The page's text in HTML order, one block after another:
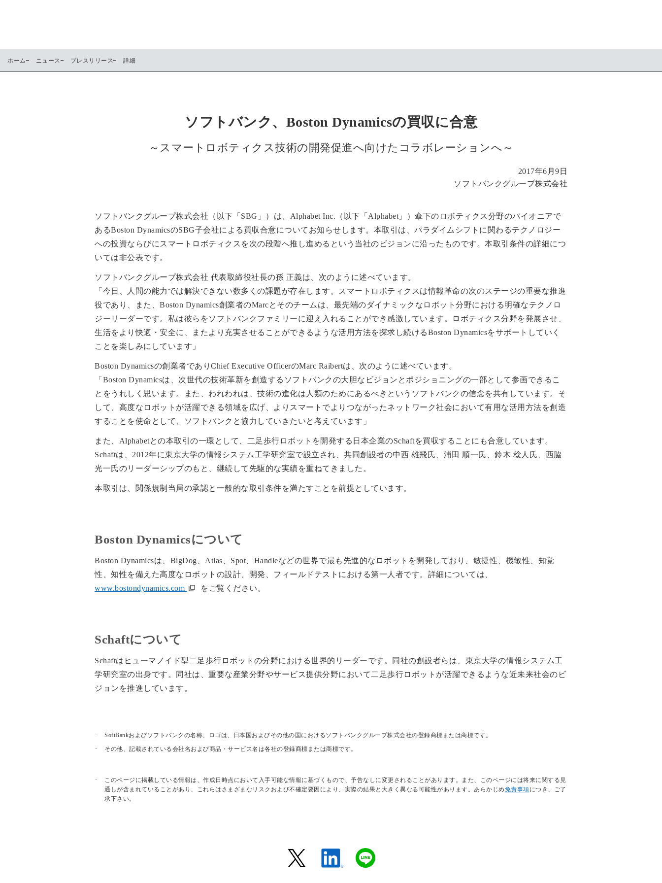
ホーム ニュース プレスリリース 詳細
ソフトバンク、Boston Dynamicsの買収に合意
～スマートロボティクス技術の開発促進へ向けたコラボレーションへ～
2017年6月9日
ソフトバンクグループ株式会社
ソフトバンクグループ株式会社（以下「SBG」）は、Alphabet Inc.（以下「Alphabet」）傘下のロボティクス分野のパイオニアで
あるBoston DynamicsのSBG子会社による買収合意についてお知らせします。本取引は、パラダイムシフトに関わるテクノロジー
への投資ならびにスマートロボティクスを次の段階へ推し進めるという当社のビジョンに沿ったものです。本取引条件の詳細につ
いては非公表です。
ソフトバンクグループ株式会社 代表取締役社長の孫 正義は、次のように述べています。
「今日、人間の能力では解決できない数多くの課題が存在します。スマートロボティクスは情報革命の次のステージの重要な推進
役であり、また、Boston Dynamics創業者のMarcとそのチームは、最先端のダイナミックなロボット分野における明確なテクノロ
ジーリーダーです。私は彼らをソフトバンクファミリーに迎え入れることができ感激しています。ロボティクス分野を発展させ、
生活をより快適・安全に、またより充実させることができるような活用方法を探求し続けるBoston Dynamicsをサポートしていく
ことを楽しみにしています」
Boston Dynamicsの創業者でありChief Executive OfficerのMarc Raibertは、次のように述べています。
「Boston Dynamicsは、次世代の技術革新を創造するソフトバンクの大胆なビジョンとポジショニングの一部として参画できるこ
とをうれしく思います。また、われわれは、技術の進化は人類のためにあるべきというソフトバンクの信念を共有しています。そ
して、高度なロボットが活躍できる領域を広げ、よりスマートでよりつながったネットワーク社会において有用な活用方法を創造
することを使命として、ソフトバンクと協力していきたいと考えています」
また、Alphabetとの本取引の一環として、二足歩行ロボットを開発する日本企業のSchaftを買収することにも合意しています。
Schaftは、2012年に東京大学の情報システム工学研究室で設立され、共同創設者の中西 雄飛氏、浦田 順一氏、鈴木 稔人氏、西脇
光一氏のリーダーシップのもと、継続して先駆的な実績を重ねてきました。
本取引は、関係規制当局の承認と一般的な取引条件を満たすことを前提としています。
Boston Dynamicsについて
Boston Dynamicsは、BigDog、Atlas、Spot、Handleなどの世界で最も先進的なロボットを開発しており、敏捷性、機敏性、知覚
性、知性を備えた高度なロボットの設計、開発、フィールドテストにおける第一人者です。詳細については、
www.bostondynamics.com
をご覧ください。
Schaftについて
Schaftはヒューマノイド型二足歩行ロボットの分野における世界的リーダーです。同社の創設者らは、東京大学の情報システム工
学研究室の出身です。同社は、重要な産業分野やサービス提供分野において二足歩行ロボットが活躍できるような近未来社会のビ
ジョンを推進しています。
SoftBankおよびソフトバンクの名称、ロゴは、日本国およびその他の国におけるソフトバンクグループ株式会社の登録商標または商標です。
その他、記載されている会社名および商品・サービス名は各社の登録商標または商標です。
このページに掲載している情報は、作成日時点において入手可能な情報に基づくもので、予告なしに変更されることがあります。また、このページには将来に関する見
通しが含まれていることがあり、これらはさまざまなリスクおよび不確定要因により、実際の結果と大きく異なる可能性があります。あらかじめ免責事項につき、ご了
承下さい。